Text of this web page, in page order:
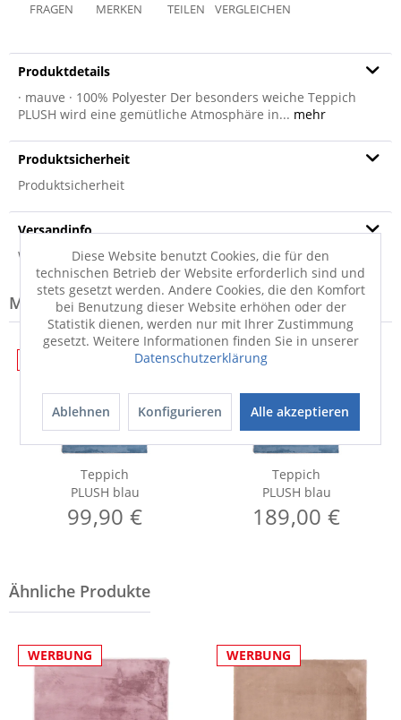
VERGLEICHEN
FRAGEN MERKEN TEILEN
Produktdetails
· mauve · 100% Polyester Der besonders weiche Teppich
PLUSH wird eine gemütliche Atmosphäre in... mehr
Produktsicherheit
Produktsicherheit
Versandinfo
Weitere Informationen zum Versand...
Modell-Familie: PLUSH
Teppich
PLUSH blau
99,90 €
WERBUNG
Teppich
PLUSH blau
189,00 €
Diese Website benutzt Cookies, die für den
technischen Betrieb der Website erforderlich sind und
stets gesetzt werden. Andere Cookies, die den Komfort
bei Benutzung dieser Website erhöhen oder der
Statistik dienen, werden nur mit Ihrer Zustimmung
gesetzt. Weitere Informationen finden Sie in unserer
Datenschutzerklärung
Ablehnen Konfigurieren Alle akzeptieren